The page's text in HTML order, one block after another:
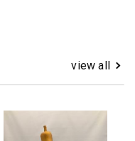
view all